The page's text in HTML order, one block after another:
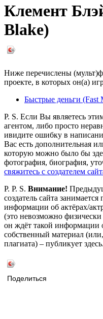
Клемент
Blake)
Ниже перечислены
проекте, в которых он(а)
Быстрые деньги (Fast
P. S. Если Вы являетесь
агентом, либо просто
ивидите ошибку в
Вас есть дополнительная
которую можно было бы
фотография, биография,
свяжитесь с создателем
P. P. S. Внимание!
создатель сайта
информации об актёрах/
(это невозможно
он ждёт такой информации
собственный материал
плагиата) – публикует здесь.
Поделиться